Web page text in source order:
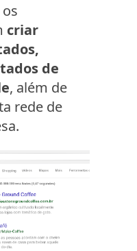
os
criar
de
, além de
rede de